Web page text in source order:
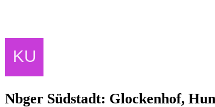
Nbger Südstadt: Glockenhof,